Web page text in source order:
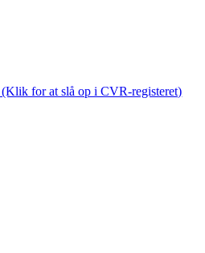
for at slå op i CVR-registeret)